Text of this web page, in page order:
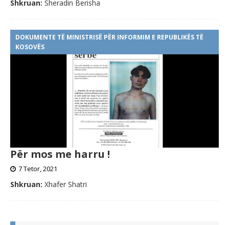
Shkruan: Sheradin Berisha
DOKUMENTE TË MINISTRISË PËR INFORMIM E REPUBLIKËS TË
KOSOVËS
Për mos me harru !
7 Tetor, 2021
Shkruan: Xhafer Shatri